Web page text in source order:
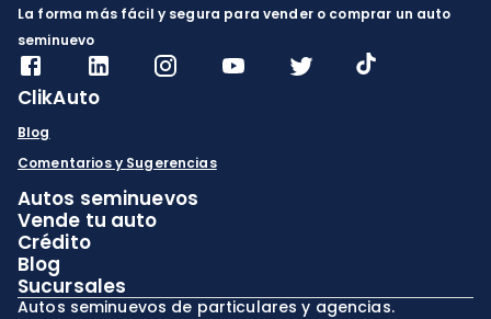
La forma más fácil y segura para vender o comprar un auto
seminuevo
ClikAuto
Blog
Comentarios y Sugerencias
Autos seminuevos
Vende tu auto
Crédito
Blog
Sucursales
Autos seminuevos de particulares y agencias.